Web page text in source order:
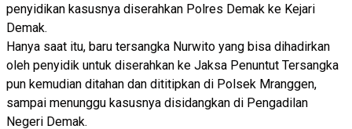
penyidikan kasusnya diserahkan Polres Demak ke Kejari
Demak.
Hanya saat itu, baru tersangka Nurwito yang bisa dihadirkan
oleh penyidik untuk diserahkan ke Jaksa Penuntut Tersangka
pun kemudian ditahan dan dititipkan di Polsek Mranggen,
sampai menunggu kasusnya disidangkan di Pengadilan
Negeri Demak.